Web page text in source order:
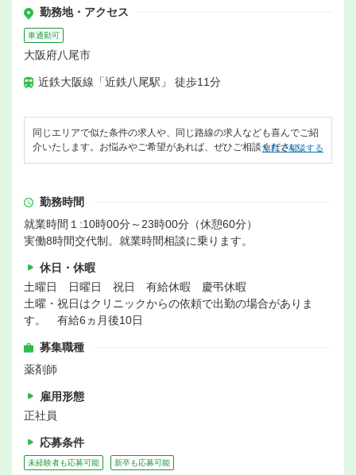
勤務地・アクセス
車通勤可
大阪府八尾市
近鉄大阪線「近鉄八尾駅」 徒歩11分
同じエリアで似た条件の求人や、同じ路線の求人なども喜んでご紹
介いたします。お悩みやご希望があれば、ぜひご相談ください。
無料で相談する
勤務時間
就業時間１:10時00分～23時00分（休憩60分）
実働8時間交代制。就業時間相談に乗ります。
休日・休暇
土曜日 日曜日 祝日 有給休暇 慶弔休暇
土曜・祝日はクリニックからの依頼で出勤の場合がありま
す。 有給6ヵ月後10日
募集職種
薬剤師
雇用形態
正社員
応募条件
未経験者も応募可能 新卒も応募可能